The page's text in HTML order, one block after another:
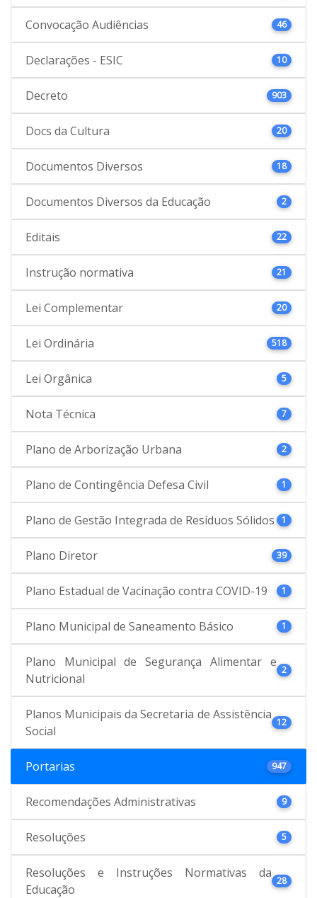
Convocação Audiências 46
Declarações - ESIC 10
Decreto 903
Docs da Cultura 20
Documentos Diversos 18
Documentos Diversos da Educação 2
Editais 22
Instrução normativa 21
Lei Complementar 20
Lei Ordinária 518
Lei Orgânica 5
Nota Técnica 7
Plano de Arborização Urbana 2
Plano de Contingência Defesa Civil 1
Plano de Gestão Integrada de Resíduos Sólidos 1
Plano Diretor 39
Plano Estadual de Vacinação contra COVID-19 1
Plano Municipal de Saneamento Básico 1
Plano Municipal de Segurança Alimentar e
Nutricional
2
Planos Municipais da Secretaria de Assistência
Social
12
Portarias 947
Recomendações Administrativas 9
Resoluções 5
Resoluções e Instruções Normativas da
Educação
28